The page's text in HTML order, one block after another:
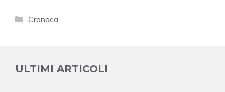
Categorie
Cronaca
ULTIMI ARTICOLI